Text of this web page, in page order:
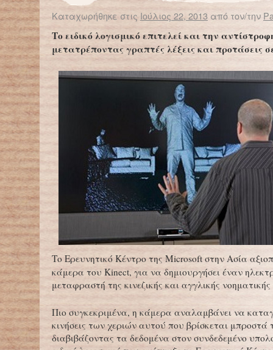
Καταχωρήθηκε στις Ιούλιος 22, 2013 από τον/την
Το ειδικό λογισμικό επιτελεί και την
μετατρέποντας γραπτές λέξεις και προτάσεις
Το Ερευνητικό Κέντρο της Microsoft στην Ασία
κάμερα του Kinect, για να δημιουργήσει έναν
μεταφραστή της κινεζικής και αγγλικής
Πιο συγκεκριμένα, η κάμερα αναλαμβάνει να
κινήσεις των χεριών αυτού που βρίσκεται μπροστά
διαβιβάζοντας τα δεδομένα στον συνδεδεμένο